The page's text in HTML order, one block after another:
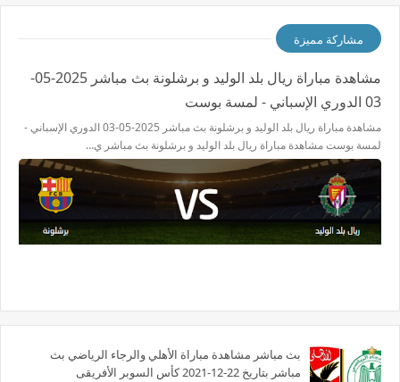
مشاركة مميزة
مشاهدة مباراة ريال بلد الوليد و برشلونة بث مباشر 2025-05-
03 الدوري الإسباني - لمسة بوست
مشاهدة مباراة ريال بلد الوليد و برشلونة بث مباشر 2025-05-03 الدوري الإسباني -
لمسة بوست مشاهدة مباراة ريال بلد الوليد و برشلونة بث مباشر ي…
بث مباشر مشاهدة مباراة الأهلي والرجاء الرياضي بث
مباشر بتاريخ 22-12-2021 كأس السوبر الأفريقى